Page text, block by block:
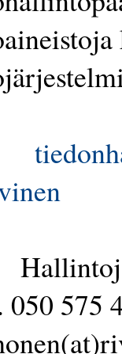
050 575